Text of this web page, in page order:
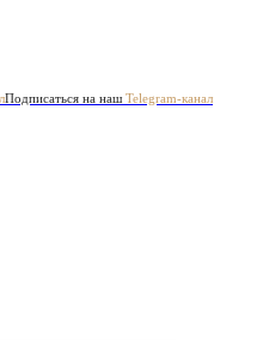
Подписаться на наш Telegram-канал